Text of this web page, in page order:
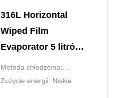
316L Horizontal
Wiped Film
Evaporator 5 litrów
Destylacja
krótkodystansowa
Metoda chłodzenia:
Chłodzenie wodneZużycie energii: Niskie